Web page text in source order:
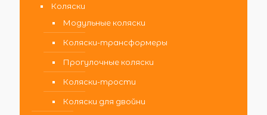
Коляски
Модульные коляски
Коляски-трансформеры
Прогулочные коляски
Коляски-трости
Коляски для двойни